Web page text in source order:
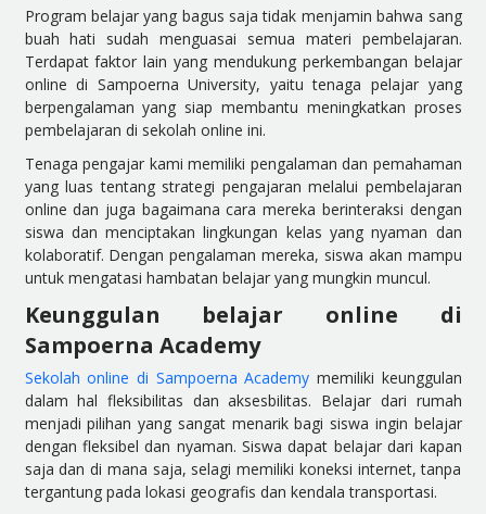
Program belajar yang bagus saja tidak menjamin bahwa sang
buah hati sudah menguasai semua materi pembelajaran.
Terdapat faktor lain yang mendukung perkembangan belajar
online di Sampoerna University, yaitu tenaga pelajar yang
berpengalaman yang siap membantu meningkatkan proses
pembelajaran di sekolah online ini.
Tenaga pengajar kami memiliki pengalaman dan pemahaman
yang luas tentang strategi pengajaran melalui pembelajaran
online dan juga bagaimana cara mereka berinteraksi dengan
siswa dan menciptakan lingkungan kelas yang nyaman dan
kolaboratif. Dengan pengalaman mereka, siswa akan mampu
untuk mengatasi hambatan belajar yang mungkin muncul.
Keunggulan belajar online di
Sampoerna Academy
Sekolah online di Sampoerna Academy memiliki keunggulan
dalam hal fleksibilitas dan aksesbilitas. Belajar dari rumah
menjadi pilihan yang sangat menarik bagi siswa ingin belajar
dengan fleksibel dan nyaman. Siswa dapat belajar dari kapan
saja dan di mana saja, selagi memiliki koneksi internet, tanpa
tergantung pada lokasi geografis dan kendala transportasi.